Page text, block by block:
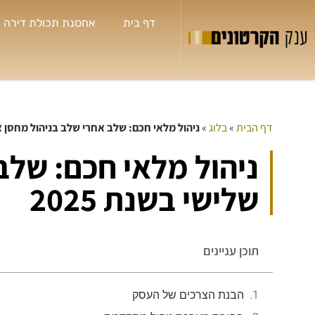
דף בית אחסנת תכולת דירה
דף הבית»בלוג»ניהול מלאי חכם: שלב אחרי שלב בניהול מחסן צד
ניהול מלאי חכם:
שלישי בשנת 2025
תוכן עניינים
הבנת הצרכים של העסק